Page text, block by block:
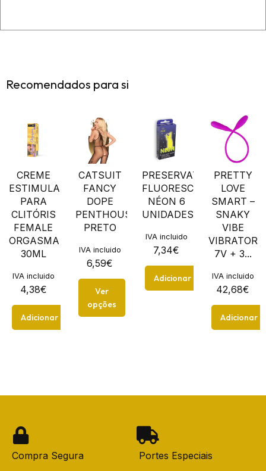
Recomendados para si
CREME
ESTIMULANTE
PARA
CLITÓRIS
FEMALE
ORGASMA
30ML
4,38€
IVA incluido
Adicionar
CATSUIT
FANCY
DOPE
PENTHOUSE
PRETO
6,59€
IVA incluido
Ver
opções
PRESERVATIVOS
FLUORESCENTES
NÉON 6
UNIDADES
7,34€
IVA incluido
Adicionar
PRETTY
LOVE
SMART –
SNAKY
VIBE
VIBRATOR
7V + 3...
42,68€
IVA incluido
Adicionar
Compra Segura Portes Especiais